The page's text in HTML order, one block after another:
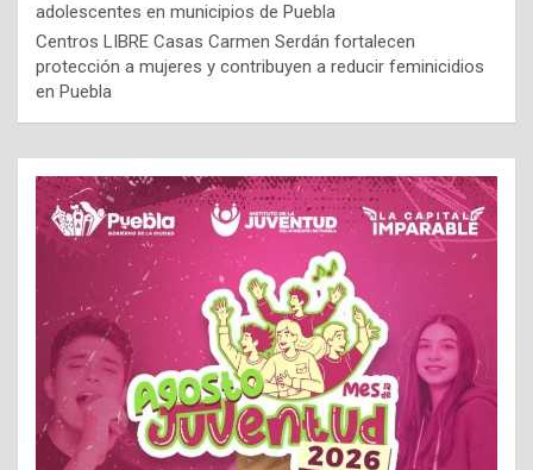
adolescentes en municipios de Puebla
Centros LIBRE Casas Carmen Serdán fortalecen
protección a mujeres y contribuyen a reducir feminicidios
en Puebla